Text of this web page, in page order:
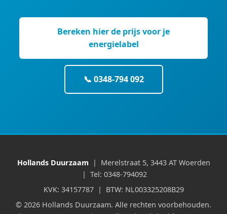
Bereken hier de prijs voor je
energielabel
📞 0348-794 092
Hollands Duurzaam | Merelstraat 5, 3443 AT Woerden
| Tel: 0348-794092
KVK: 34157787 | BTW: NL003325208B29
© 2026 Hollands Duurzaam. Alle rechten voorbehouden.